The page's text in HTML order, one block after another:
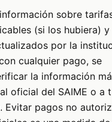
sobre
(si los hubiera) y
por la
cualquier pago, se
la información
oficial del SAIME o a
Evitar pagos no